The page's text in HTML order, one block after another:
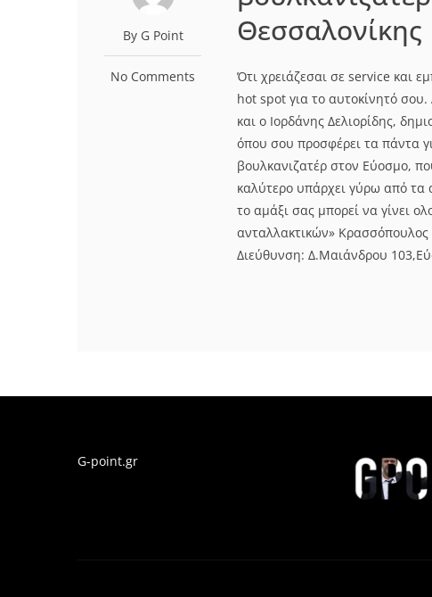
By G Point
No Comments
Θεσσαλονίκης
Ότι χρειάζεσαι σε service και
hot spot για το αυτoκίνητό
και ο Ιορδάνης Δελιορίδης,
όπου σου προσφέρει τα πάντα
βουλκανιζατέρ στον Εύοσμο,
καλύτερο υπάρχει γύρω από τα
το αμάξι σας μπορεί να γίνει
ανταλλακτικών» Κρασσόπουλος
Διεύθυνση: Δ.Μαιάνδρου
G-point.gr